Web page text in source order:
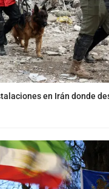
en Irán donde